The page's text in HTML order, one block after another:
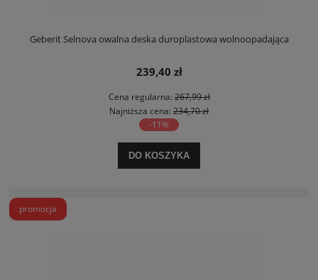
Geberit Selnova owalna deska duroplastowa wolnoopadająca
239,40 zł
Cena regularna:267,99 zł
Najniższa cena: 234,70 zł
-11%
DO KOSZYKA
promocja